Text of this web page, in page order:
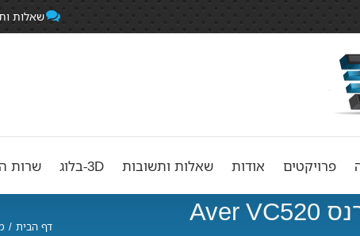
שאלות
פרויקטים אודות שאלות ותשובות 3D-בלוג שרות
סקירת מערכת וידאו קונפרנס Aver VC520
דף הבית /